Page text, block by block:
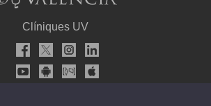
Clíniques UV